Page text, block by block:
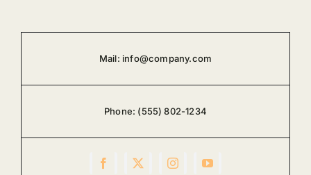
Mail: info@company.com
Phone: (555) 802-1234